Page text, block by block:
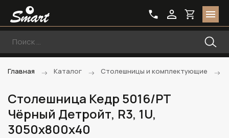
Главная Каталог Столешницы и комплектующие
Столешница Кедр 5016/PT
Чёрный Детройт, R3, 1U,
3050х800х40